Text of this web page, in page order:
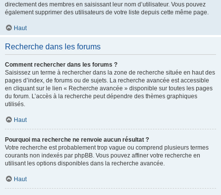
directement des membres en saisissant leur nom d’utilisateur. Vous pouvez
également supprimer des utilisateurs de votre liste depuis cette même page.
Haut
Recherche dans les forums
Comment rechercher dans les forums ?
Saisissez un terme à rechercher dans la zone de recherche située en haut des
pages d’index, de forums ou de sujets. La recherche avancée est accessible
en cliquant sur le lien « Recherche avancée » disponible sur toutes les pages
du forum. L’accès à la recherche peut dépendre des thèmes graphiques
utilisés.
Haut
Pourquoi ma recherche ne renvoie aucun résultat ?
Votre recherche est probablement trop vague ou comprend plusieurs termes
courants non indexés par phpBB. Vous pouvez affiner votre recherche en
utilisant les options disponibles dans la recherche avancée.
Haut